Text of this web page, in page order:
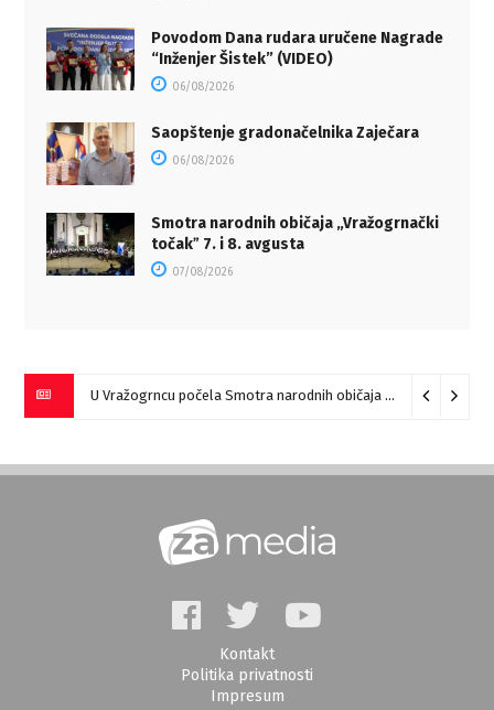
Povodom Dana rudara uručene Nagrade
“Inženjer Šistek” (VIDEO)
06/08/2026
Saopštenje gradonačelnika Zaječara
06/08/2026
Smotra narodnih običaja „Vražogrnački
točakˮ 7. i 8. avgusta
07/08/2026
U Vražogrncu počela Smotra narodnih običaja „Vražogrnački točak“
Kontakt
Politika privatnosti
Impresum